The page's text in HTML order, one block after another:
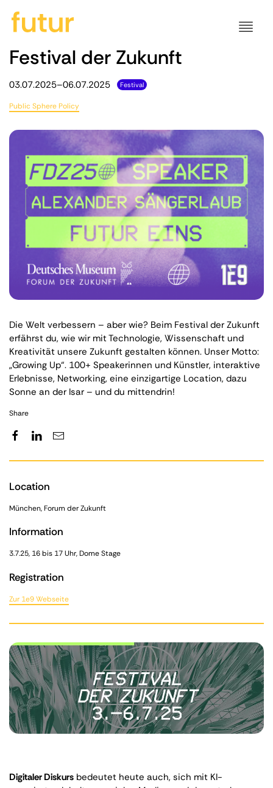
Festival der Zukunft
03.07.2025–06.07.2025 Festival
Public Sphere Policy
Die Welt verbessern – aber wie? Beim Festival der Zukunft
erfährst du, wie wir mit Technologie, Wissenschaft und
Kreativität unsere Zukunft gestalten können. Unser Motto:
„Growing Up“. 100+ Speakerinnen und Künstler, interaktive
Erlebnisse, Networking, eine einzigartige Location, dazu
Sonne an der Isar – und du mittendrin!
Share
Location
München, Forum der Zukunft
Information
3.7.25, 16 bis 17 Uhr, Dome Stage
Registration
Zur 1e9 Webseite
Digitaler Diskurs bedeutet heute auch, sich mit KI-